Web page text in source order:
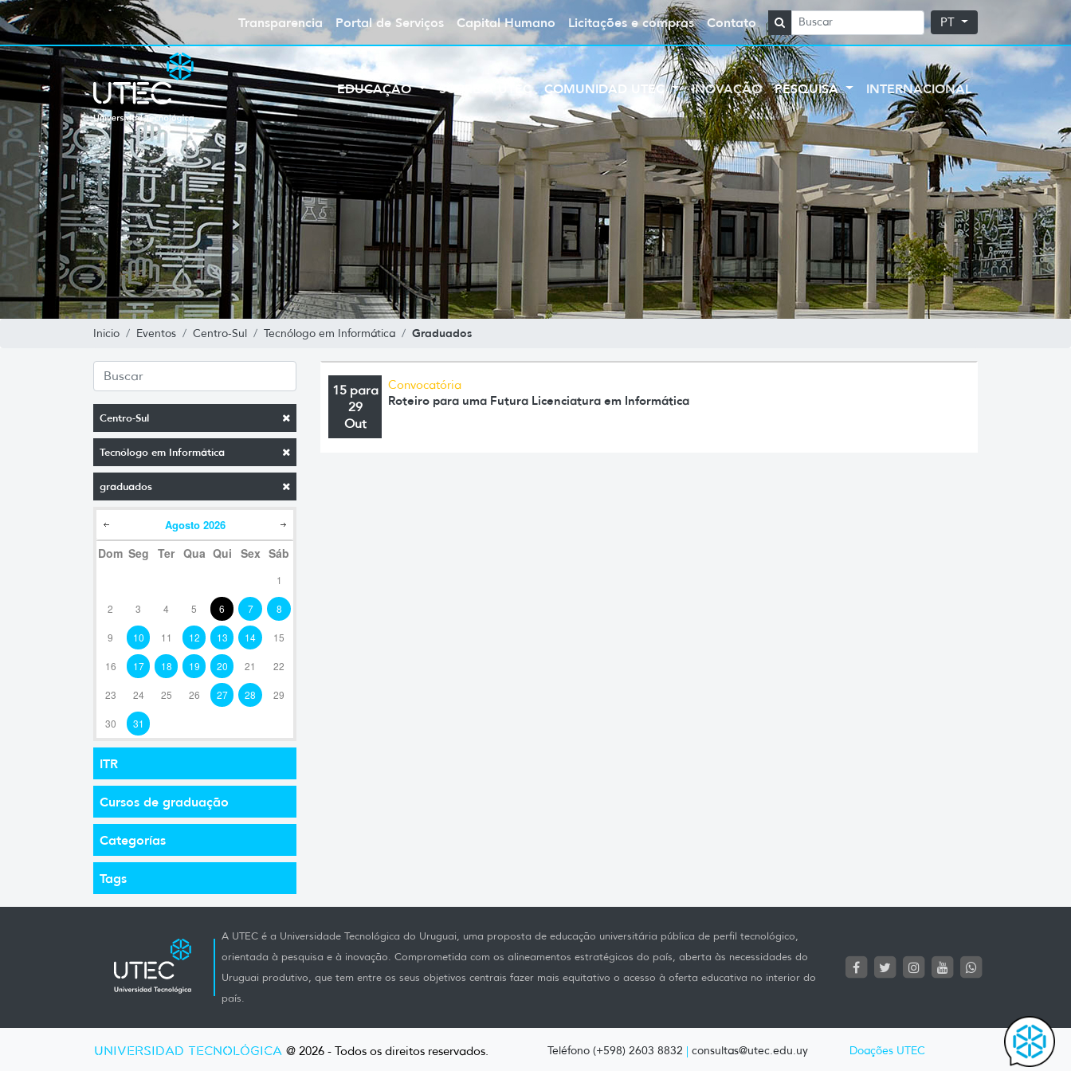
Transparencia Portal de Serviços Capital Humano Licitações e compras Contato PT
EDUCAÇÃO SOBRE A UTEC COMUNIDAD UTEC INOVAÇÃO PESQUISA INTERNACIONAL
Inicio Eventos Centro-Sul Tecnólogo em Informática Graduados
Centro-Sul
Tecnólogo em Informática
graduados
Agosto 2026
Dom Seg Ter Qua Qui Sex Sáb
1
2 3 4 5 6 7 8
9 10 11 12 13 14 15
16 17 18 19 20 21 22
23 24 25 26 27 28 29
30 31
ITR
Cursos de graduação
Categorías
Tags
15 para
29
Out
Convocatória
Roteiro para uma Futura Licenciatura em Informática
A UTEC é a Universidade Tecnológica do Uruguai, uma proposta de educação universitária pública de perfil tecnológico,
orientada à pesquisa e à inovação. Comprometida com os alineamentos estratégicos do país, aberta às necessidades do
Uruguai produtivo, que tem entre os seus objetivos centrais fazer mais equitativo o acesso à oferta educativa no interior do
país.
UNIVERSIDAD TECNOLÓGICA @ 2026 - Todos os direitos reservados. Teléfono (+598) 2603 8832 | consultas@utec.edu.uy Doações UTEC